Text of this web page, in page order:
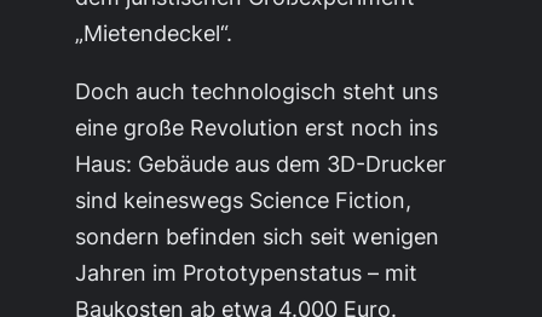
„Mietendeckel“.
Doch auch technologisch steht uns
eine große Revolution erst noch ins
Haus: Gebäude aus dem 3D-Drucker
sind keineswegs Science Fiction,
sondern befinden sich seit wenigen
Jahren im Prototypenstatus – mit
Baukosten ab etwa 4.000 Euro.